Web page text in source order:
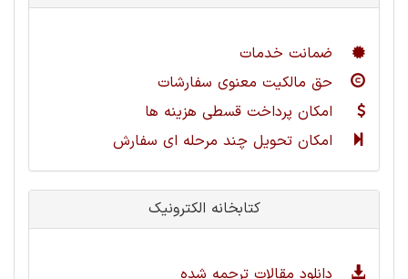
ضمانت خدمات
حق مالکیت معنوی سفارشات
امکان پرداخت قسطی هزینه ها
امکان تحویل چند مرحله ای سفارش
کتابخانه الکترونیک
دانلود مقالات ترجمه شده